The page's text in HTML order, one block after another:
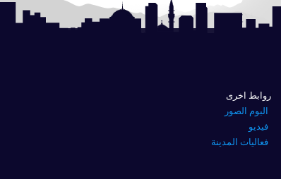
روابط اخرى
البوم الصور
فيديو
فعاليات المدينة